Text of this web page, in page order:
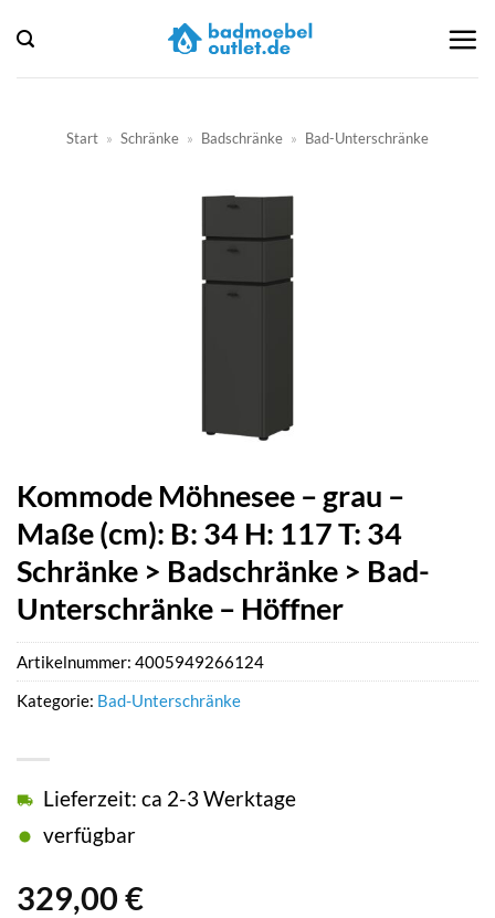
Inhalt
springen
Start » Schränke » Badschränke » Bad-Unterschränke
Kommode Möhnesee – grau –
Maße (cm): B: 34 H: 117 T: 34
Schränke > Badschränke > Bad-
Unterschränke – Höffner
329,00 €
Lieferzeit: ca 2-3 Werktage
verfügbar
Artikelnummer: 4005949266124
Kategorie: Bad-Unterschränke